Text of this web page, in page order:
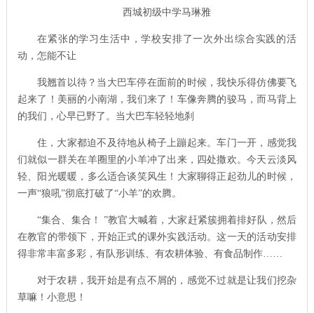
西城初级中学马琳雅
在紧张的学习生活中，学校安排了一次外出综合实践的活
动，怎能不让
我翘首以待？当大巴车停在面前的时候，我快乐得仿佛要飞
起来了！美丽的小南湖，我们来了！车像奔腾的骏马，而马背上
的我们，心早已野了。当大巴车轻轻地刹
住，大家都迫不及待地从椅子上蹦起来。车门一开，感觉我
们就似一群关在羊圈里的小羊冲了出来，四处撒欢。今天云淡风
轻、阳光暖暖，多么适合谈笑风生！大家聊得正起劲儿的时候，
一声“狼吼”彻底打破了“小羊”的欢腾。
“集合、集合！ ”教官大喊着，大家赶紧簇拥着排好队，然后
在教官的带领下，开始正式的课外实践活动。这一天的活动安排
得非常丰富多彩，有队形训练、有农耕体验、有食品制作……
对于农耕，我开始是有点不屑的，感觉不过就是让我们挖杂
草嘛！小意思！